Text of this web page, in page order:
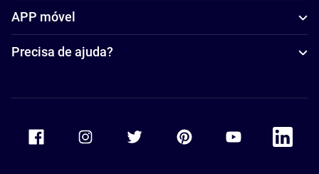
APP móvel
Precisa de ajuda?
Accor Youtube
Accor